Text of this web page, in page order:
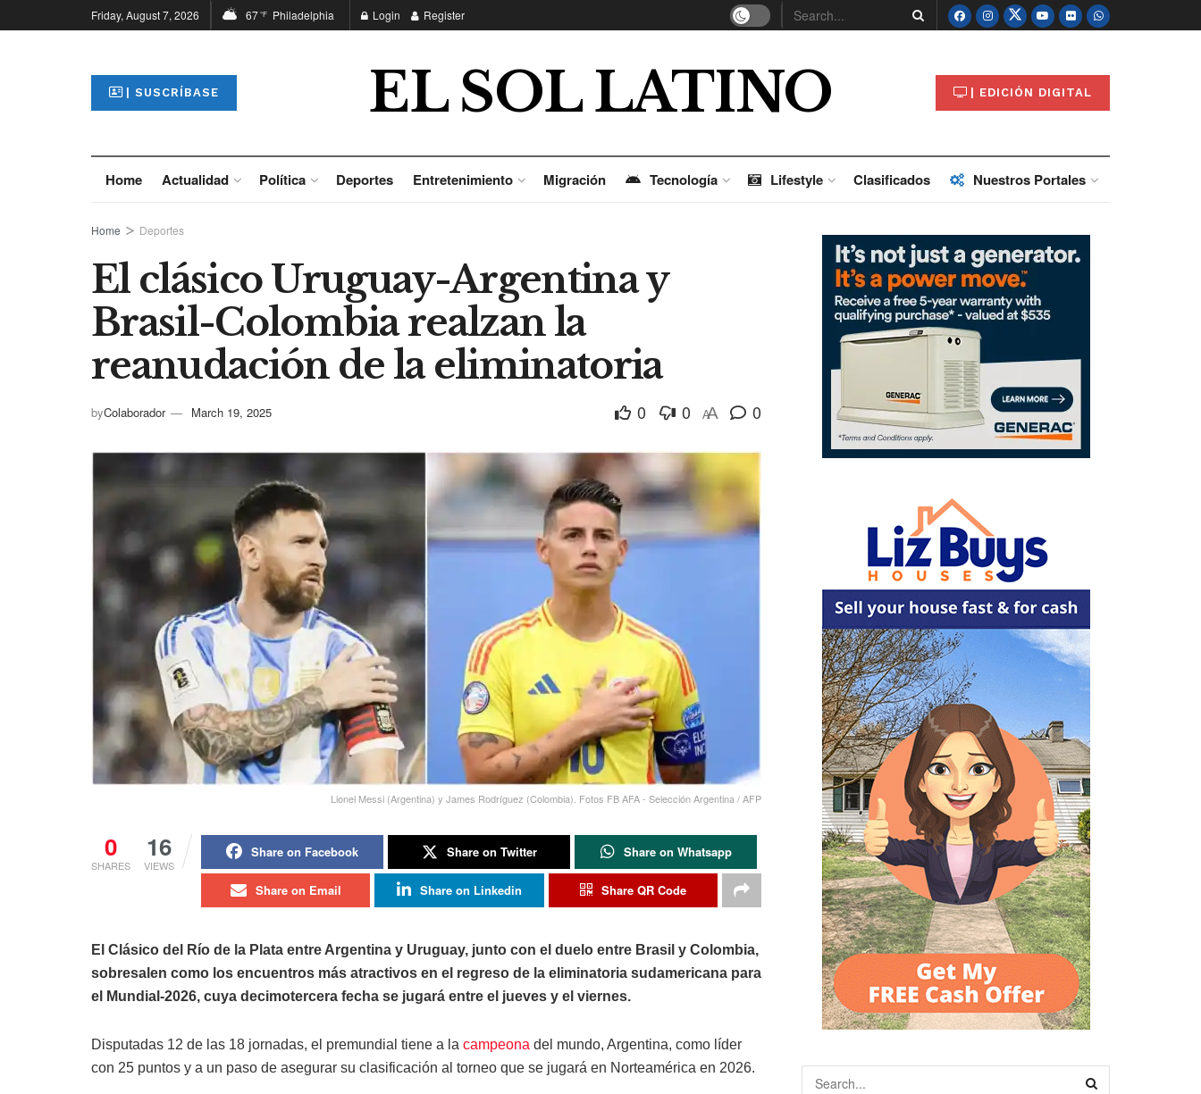
Friday, August 7, 2026 67°F Philadelphia Login Register
| SUSCRÍBASE EL SOL LATINO | EDICIÓN DIGITAL
Home Actualidad Política Deportes Entretenimiento Migración Tecnología Lifestyle Clasificados Nuestros Portales
Home Deportes
El clásico Uruguay-Argentina y
Brasil-Colombia realzan la
reanudación de la eliminatoria
byColaborador March 19, 2025 0 0 AA 0
Lionel Messi (Argentina) y James Rodríguez (Colombia). Fotos FB AFA - Selección Argentina / AFP
0
SHARES
16
VIEWS
Share on Facebook Share on Twitter Share on Whatsapp
Share on Email Share on Linkedin Share QR Code
El Clásico del Río de la Plata entre Argentina y Uruguay, junto con el duelo entre Brasil y Colombia,
sobresalen como los encuentros más atractivos en el regreso de la eliminatoria sudamericana para
el Mundial-2026, cuya decimotercera fecha se jugará entre el jueves y el viernes.
Disputadas 12 de las 18 jornadas, el premundial tiene a la campeona del mundo, Argentina, como líder
con 25 puntos y a un paso de asegurar su clasificación al torneo que se jugará en Norteamérica en 2026.